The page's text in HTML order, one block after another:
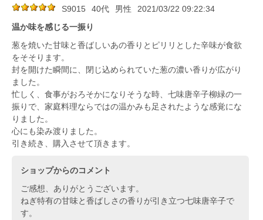
S9015 40代 男性
2021/03/22 09:22:34
温か味を感じる一振り
葱を焼いた甘味と香ばしいあの香りとピリリとした辛味が食欲
をそそります。
封を開けた瞬間に、閉じ込められていた葱の濃い香りが広がり
ました。
忙しく、食事がおろそかになりそうな時、七味唐辛子柳緑の一
振りで、家庭料理ならではの温かみも足されたような感覚にな
りました。
心にも染み渡りました。
引き続き、購入させて頂きます。
ショップからのコメント
ご感想、ありがとうございます。
ねぎ特有の甘味と香ばしさの香りが引き立つ七味唐辛子で
す。